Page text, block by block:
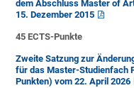
dem Abschluss Master of
15. Dezember 2015
45 ECTS-Punkte
Zweite Satzung zur
für das Master-Studienfach
Punkten) vom 22. April 2026